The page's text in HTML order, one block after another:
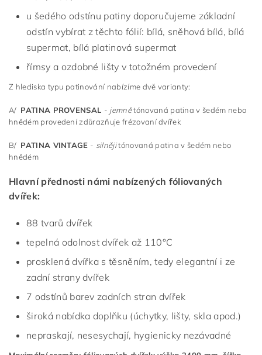
u šedého odstínu patiny doporučujeme základní
odstín vybírat z těchto fólií: bílá, sněhová bílá, bílá
supermat, bílá platinová supermat
římsy a ozdobné lišty v totožném provedení
Z hlediska typu patinování nabízíme dvě varianty:
A/ PATINA PROVENSAL - jemnětónovaná patina v šedém nebo
hnědém provedení zdůrazňuje frézovaní dvířek
B/ PATINA VINTAGE - silnějitónovaná patina v šedém nebo
hnědém
Hlavní přednosti námi nabízených fóliovaných
dvířek:
88 tvarů dvířek
tepelná odolnost dvířek až 110°C
prosklená dvířka s těsněním, tedy elegantní i ze
zadní strany dvířek
7 odstínů barev zadních stran dvířek
široká nabídka doplňku (úchytky, lišty, skla apod.)
nepraskají, nesesychají, hygienicky nezávadné